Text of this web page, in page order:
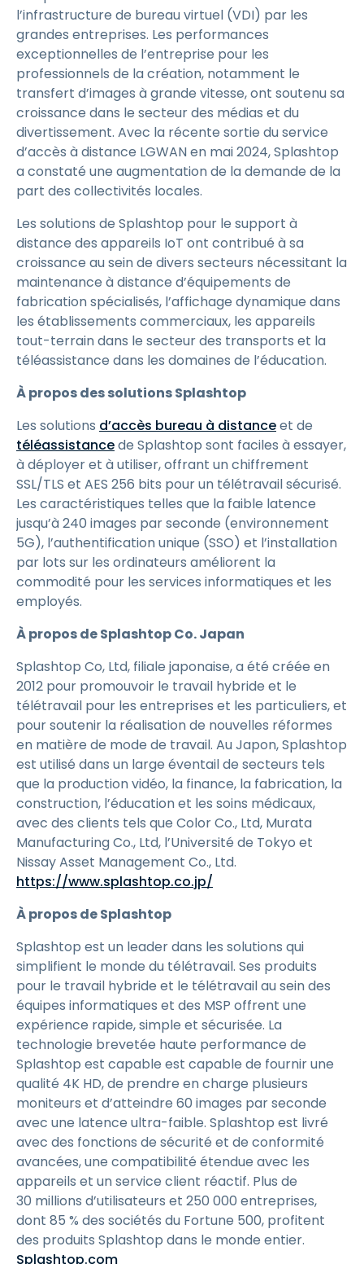
l’infrastructure de bureau virtuel (VDI) par les
grandes entreprises. Les performances
exceptionnelles de l’entreprise pour les
professionnels de la création, notamment le
transfert d’images à grande vitesse, ont soutenu sa
croissance dans le secteur des médias et du
divertissement. Avec la récente sortie du service
d’accès à distance LGWAN en mai 2024, Splashtop
a constaté une augmentation de la demande de la
part des collectivités locales.
Les solutions de Splashtop pour le support à
distance des appareils IoT ont contribué à sa
croissance au sein de divers secteurs nécessitant la
maintenance à distance d’équipements de
fabrication spécialisés, l’affichage dynamique dans
les établissements commerciaux, les appareils
tout-terrain dans le secteur des transports et la
téléassistance dans les domaines de l’éducation.
À propos des solutions Splashtop
Les solutions d’accès bureau à distanceet de
téléassistancede Splashtop sont faciles à essayer,
à déployer et à utiliser, offrant un chiffrement
SSL/TLS et AES 256 bits pour un télétravail sécurisé.
Les caractéristiques telles que la faible latence
jusqu’à 240 images par seconde (environnement
5G), l’authentification unique (SSO) et l’installation
par lots sur les ordinateurs améliorent la
commodité pour les services informatiques et les
employés.
À propos de Splashtop Co. Japan
Splashtop Co, Ltd, filiale japonaise, a été créée en
2012 pour promouvoir le travail hybride et le
télétravail pour les entreprises et les particuliers, et
pour soutenir la réalisation de nouvelles réformes
en matière de mode de travail. Au Japon, Splashtop
est utilisé dans un large éventail de secteurs tels
que la production vidéo, la finance, la fabrication, la
construction, l’éducation et les soins médicaux,
avec des clients tels que Color Co., Ltd, Murata
Manufacturing Co., Ltd, l’Université de Tokyo et
Nissay Asset Management Co., Ltd.
https://www.splashtop.co.jp/
À propos de Splashtop
Splashtop est un leader dans les solutions qui
simplifient le monde du télétravail. Ses produits
pour le travail hybride et le télétravail au sein des
équipes informatiques et des MSP offrent une
expérience rapide, simple et sécurisée. La
technologie brevetée haute performance de
Splashtop est capable est capable de fournir une
qualité 4K HD, de prendre en charge plusieurs
moniteurs et d’atteindre 60 images par seconde
avec une latence ultra-faible. Splashtop est livré
avec des fonctions de sécurité et de conformité
avancées, une compatibilité étendue avec les
appareils et un service client réactif. Plus de
30 millions d’utilisateurs et 250 000 entreprises,
dont 85 % des sociétés du Fortune 500, profitent
des produits Splashtop dans le monde entier.
Splashtop.com